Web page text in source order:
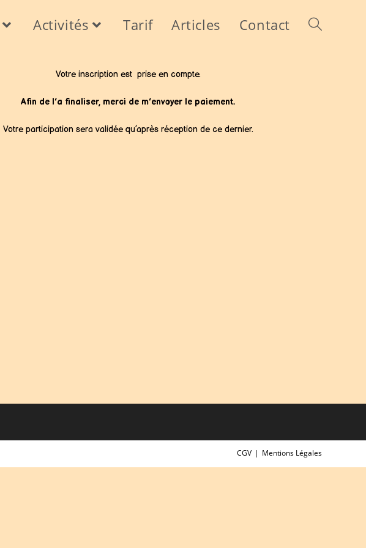
Activités Tarif Articles Contact
Votre inscription est prise en compte.
Afin de l’a finaliser, merci de m’envoyer le paiement.
Votre participation sera validée qu’après réception de ce dernier.
CGV Mentions Légales